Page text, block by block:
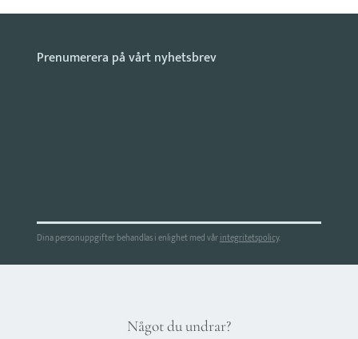
Dina personuppgifter behandlas i enlighet med vårintegritetspolicy.
Något du undrar?